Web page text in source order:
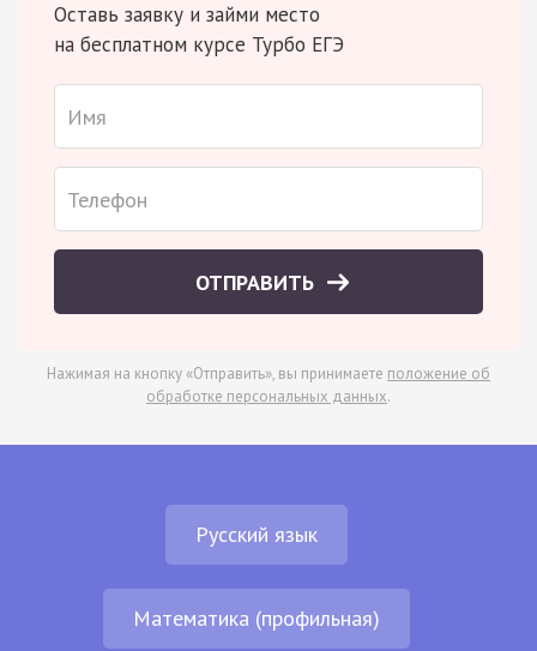
Оставь заявку и займи место
на бесплатном курсе Турбо ЕГЭ
ОТПРАВИТЬ
Нажимая на кнопку «Отправить», вы принимаете положение об
обработке персональных данных.
Русский язык
Математика (профильная)